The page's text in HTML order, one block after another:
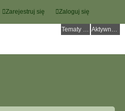
Zaloguj się
Zarejestruj się
Tematy bez odpowiedzi Aktywne tematy